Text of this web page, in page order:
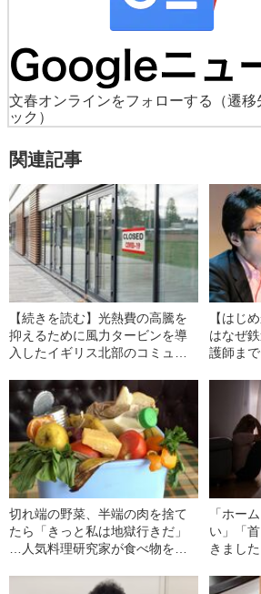
文春オンラインをフォローする
（遷
ック）
関連記事
【続きを読む】光熱費の高騰を
抑えるために風力タービンを導
入したイギリス北部のコミュニ
新しいリーダーが生まれてきた
【はじ
はなぜ
護師ま
たらし
切れ端の野菜、半端の肉を捨て
たら「きっと私は地獄行きだ」
…人気料理研究家が食べ物を捨
「ホー
い」「
きまし
態